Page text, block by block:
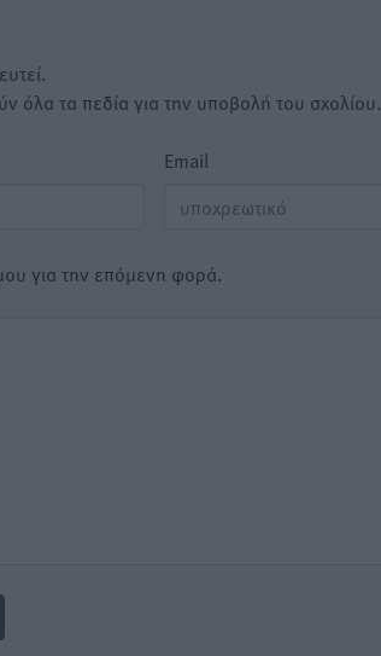
όλα τα πεδία για την υποβολή του σχολίου.
Email
για την επόμενη φορά.